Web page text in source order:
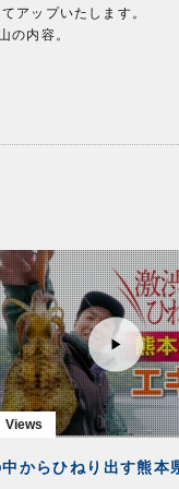
アップいたします。
の内容。